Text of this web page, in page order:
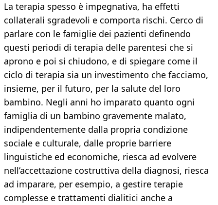
La terapia spesso è impegnativa, ha effetti
collaterali sgradevoli e comporta rischi. Cerco di
parlare con le famiglie dei pazienti definendo
questi periodi di terapia delle parentesi che si
aprono e poi si chiudono, e di spiegare come il
ciclo di terapia sia un investimento che facciamo,
insieme, per il futuro, per la salute del loro
bambino. Negli anni ho imparato quanto ogni
famiglia di un bambino gravemente malato,
indipendentemente dalla propria condizione
sociale e culturale, dalle proprie barriere
linguistiche ed economiche, riesca ad evolvere
nell’accettazione costruttiva della diagnosi, riesca
ad imparare, per esempio, a gestire terapie
complesse e trattamenti dialitici anche a